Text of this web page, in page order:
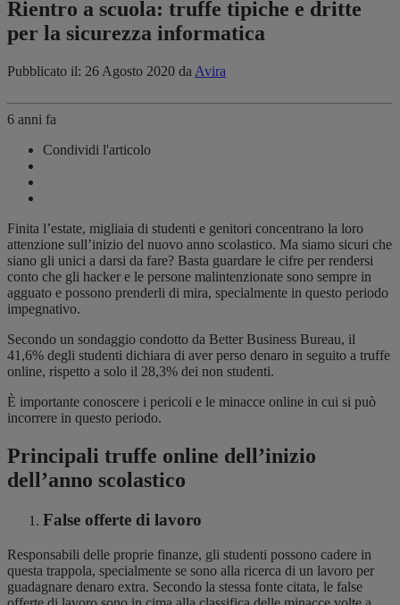
Rientro a scuola: truffe tipiche e dritte
per la sicurezza informatica
Pubblicato il: 26 Agosto 2020 da Avira
6 anni fa
Condividi l'articolo
Finita l’estate, migliaia di studenti e genitori concentrano la loro
attenzione sull’inizio del nuovo anno scolastico. Ma siamo sicuri che
siano gli unici a darsi da fare? Basta guardare le cifre per rendersi
conto che gli hacker e le persone malintenzionate sono sempre in
agguato e possono prenderli di mira, specialmente in questo periodo
impegnativo.
Secondo un sondaggio condotto da Better Business Bureau, il
41,6% degli studenti dichiara di aver perso denaro in seguito a truffe
online, rispetto a solo il 28,3% dei non studenti.
È importante conoscere i pericoli e le minacce online in cui si può
incorrere in questo periodo.
Principali truffe online dell’inizio
dell’anno scolastico
False offerte di lavoro
Responsabili delle proprie finanze, gli studenti possono cadere in
questa trappola, specialmente se sono alla ricerca di un lavoro per
guadagnare denaro extra. Secondo la stessa fonte citata, le false